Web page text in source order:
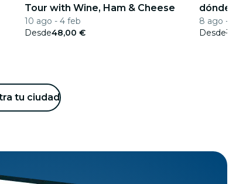
Tour with Wine, Ham & Cheese
10 ago - 4 feb
Desde48,00 €
dónde la
el ocio y
8 ago - 31
Desde
tu ciudad